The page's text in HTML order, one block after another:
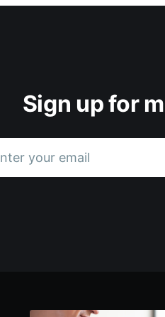
Sign up for
your email